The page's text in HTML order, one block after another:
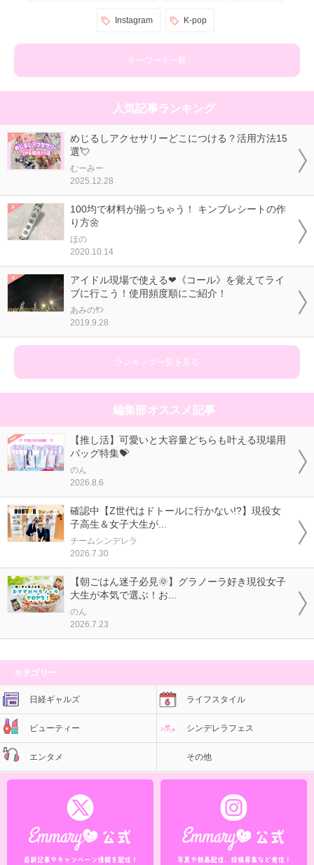
Instagram K-pop
キーワード一覧
人気記事ランキング
めじるしアクセサリーどこにつける？活用方法15
選💘
むーみー
2025.12.28
100均で材料が揃っちゃう！ キンブレシートの作
り方🌼
ほの
2020.10.14
アイドル現場で使える❤《コール》を覚えてライ
ブに行こう！使用頻度順にご紹介！
あみのｻﾝ
2019.9.28
ランキング一覧を見る
編集部オススメ記事
【推し活】可愛いと大容量どちらも叶える現場用
バッグ特集💝
のん
2026.8.6
確認中【Z世代はドトールに行かない!?】現役女
子高生＆女子大生が...
チームシンデレラ
2026.7.30
【朝ごはん迷子必見🌞】グラノーラ好き現役女子
大生が本気で選ぶ！お...
のん
2026.7.23
カテゴリー
日経ギャルズ ライフスタイル
ビューティー シンデレラフェス
エンタメ その他